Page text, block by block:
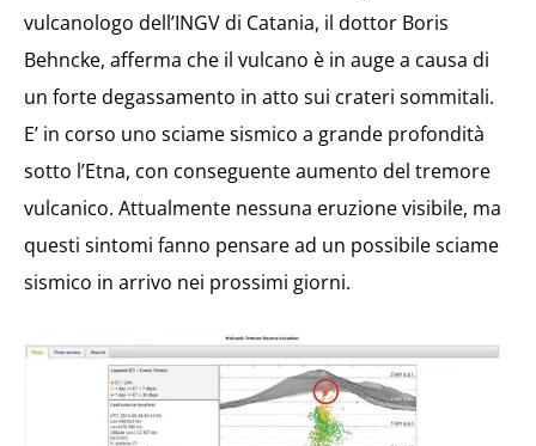
vulcanologo dell’INGV di Catania, il dottor Boris
Behncke, afferma che il vulcano è in auge a causa di
un forte degassamento in atto sui crateri sommitali.
E’ in corso uno sciame sismico a grande profondità
sotto l’Etna, con conseguente aumento del tremore
vulcanico. Attualmente nessuna eruzione visibile, ma
questi sintomi fanno pensare ad un possibile sciame
sismico in arrivo nei prossimi giorni.